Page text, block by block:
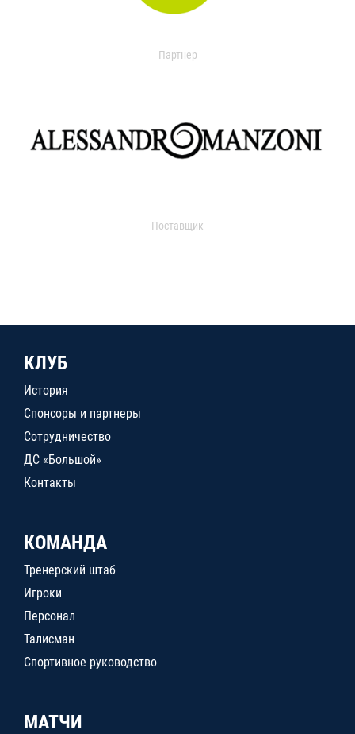
Партнер
Поставщик
КЛУБ
История
Спонсоры и партнеры
Сотрудничество
ДС «Большой»
Контакты
КОМАНДА
Тренерский штаб
Игроки
Персонал
Талисман
Спортивное руководство
МАТЧИ